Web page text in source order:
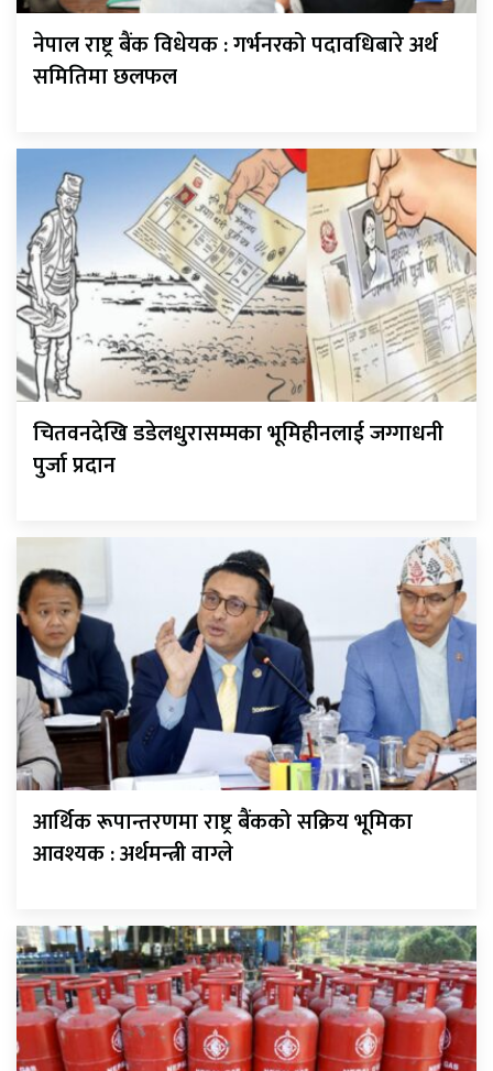
नेपाल राष्ट्र बैंक विधेयक : गर्भनरको पदावधिबारे अर्थ
समितिमा छलफल
चितवनदेखि डडेलधुरासम्मका भूमिहीनलाई जग्गाधनी
पुर्जा प्रदान
आर्थिक रूपान्तरणमा राष्ट्र बैंकको सक्रिय भूमिका
आवश्यक : अर्थमन्त्री वाग्ले